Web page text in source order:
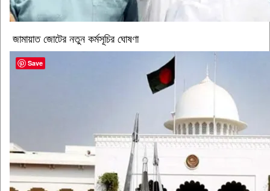
জামায়াত জোটের নতুন কর্মসূচির ঘোষণা
Save